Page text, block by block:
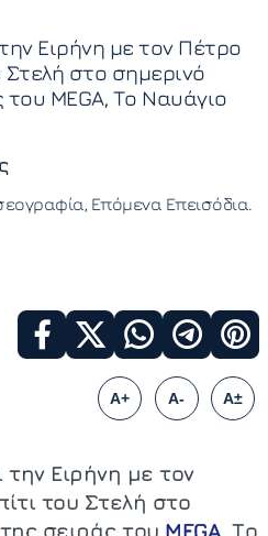
Ειρήνη με τον Πέτρο
στο σημερινό
MEGA, Το Ναυάγιο
Επόμενα Επεισόδια
A+ A- A±
Ειρήνη με τον
του Στελή στο
σειράς του MEGA , Το